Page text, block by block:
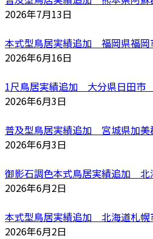
2026年7月13日
本式型鳥居実績追加 福岡県福岡
2026年6月16日
1尺鳥居実績追加 大分県日田
2026年6月3日
普及型鳥居実績追加 宮城県加
2026年6月3日
御影石調色本式鳥居実績追加
2026年6月2日
本式型鳥居実績追加 北海道札
2026年6月2日